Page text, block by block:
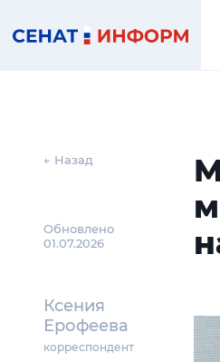
← Назад
Обновлено
01.07.2026
Ксения
Ерофеева
корреспондент